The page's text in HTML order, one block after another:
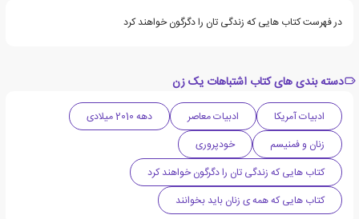
در فهرست کتاب هایی که زندگی تان را دگرگون خواهند کرد
دسته بندی های کتاب اشتباهات یک زن
ادبیات آمریکا ادبیات معاصر
دهه 2010 میلادی
زنان و فمنیسم
خودپروری
کتاب هایی که زندگی تان را دگرگون خواهند کرد
کتاب هایی که همه ی زنان باید بخوانند